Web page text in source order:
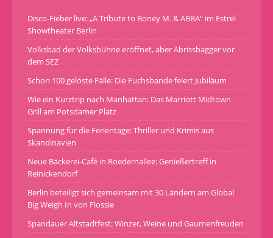
Disco-Fieber live: „A Tribute to Boney M. & ABBA“ im Estrel
Showtheater Berlin
Volksbad der Volksbühne eröffnet, aber Abrissbagger vor
dem SEZ
Schon 100 gelöste Fälle: Die Fuchsbande feiert Jubiläum
Wie ein Kurztrip nach Manhattan: Das Marriott Midtown
Grill am Potsdamer Platz
Spannung für die Ferientage: Thriller und Krimis aus
Skandinavien
Neue Bäckerei-Café in Roedernallee: Genießertreff in
Reinickendorf
Berlin beteiligt sich gemeinsam mit 30 Ländern am Global
Big Weigh In von Flossie
Spandauer Altstadtfest: Winzer, Weine und Gaumenfreuden